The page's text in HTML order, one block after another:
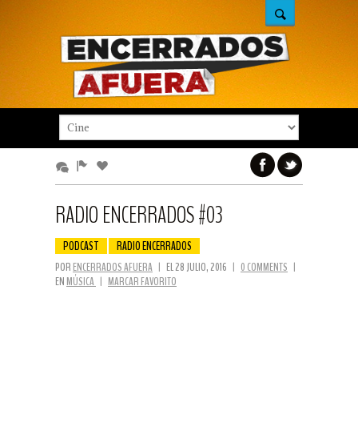
RADIO ENCERRADOS #03
PODCAST RADIO ENCERRADOS
POR ENCERRADOS AFUERA | EL 28 JULIO, 2016 | 0 COMMENTS |
EN MÚSICA | MARCAR FAVORITO